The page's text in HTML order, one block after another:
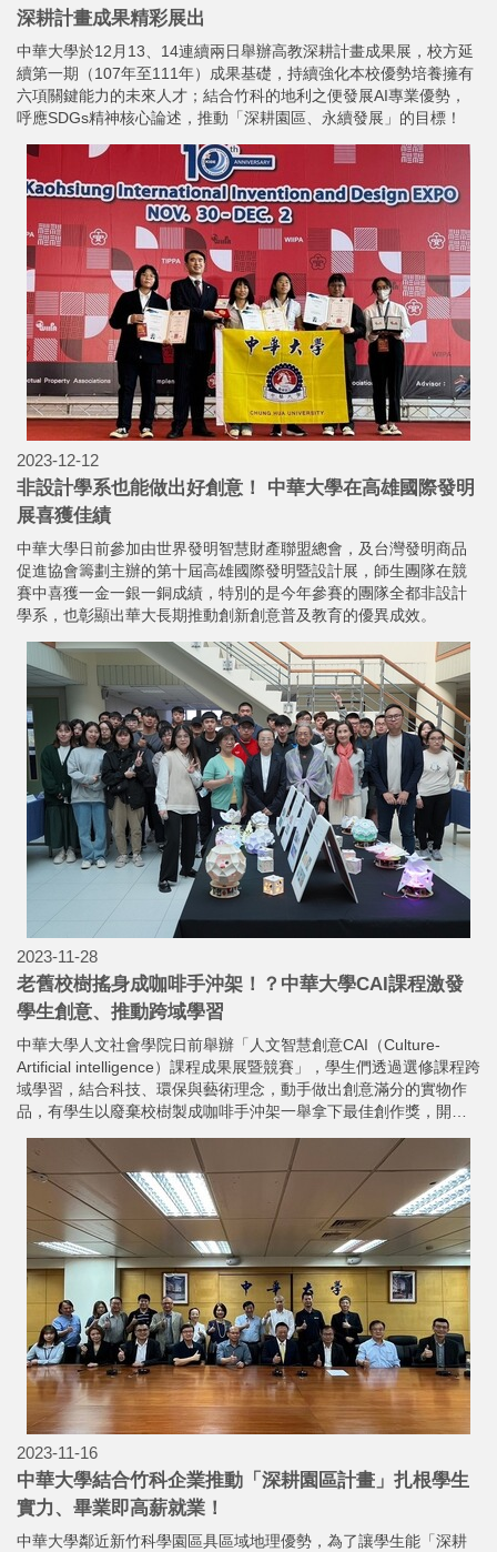
深耕計畫成果精彩展出
中華大學於12月13、14連續兩日舉辦高教深耕計畫成果展，校方延
續第一期（107年至111年）成果基礎，持續強化本校優勢培養擁有
六項關鍵能力的未來人才；結合竹科的地利之便發展AI專業優勢，
呼應SDGs精神核心論述，推動「深耕園區、永續發展」的目標！
2023-12-12
非設計學系也能做出好創意！ 中華大學在高雄國際發明
展喜獲佳績
中華大學日前參加由世界發明智慧財產聯盟總會，及台灣發明商品
促進協會籌劃主辦的第十屆高雄國際發明暨設計展，師生團隊在競
賽中喜獲一金一銀一銅成績，特別的是今年參賽的團隊全都非設計
學系，也彰顯出華大長期推動創新創意普及教育的優異成效。
2023-11-28
老舊校樹搖身成咖啡手沖架！？中華大學CAI課程激發
學生創意、推動跨域學習
中華大學人文社會學院日前舉辦「人文智慧創意CAI（Culture-
Artificial intelligence）課程成果展暨競賽」，學生們透過選修課程跨
域學習，結合科技、環保與藝術理念，動手做出創意滿分的實物作
品，有學生以廢棄校樹製成咖啡手沖架一舉拿下最佳創作獎，開心
2023-11-16
中華大學結合竹科企業推動「深耕園區計畫」扎根學生
實力、畢業即高薪就業！
中華大學鄰近新竹科學園區具區域地理優勢，為了讓學生能「深耕